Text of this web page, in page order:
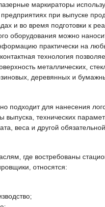
маркираторы
при выпуске
и во время подготовки к
оборудования можно
практически на
технология
металлических,
деревянных и
подходит для нанесения
выпуска, технических
веса и другой обязательной
где востребованы
относятся: